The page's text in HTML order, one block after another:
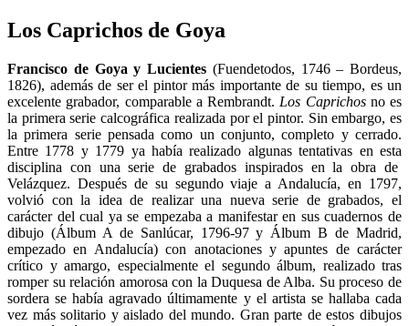
Los Caprichos de Goya
Francisco de Goya y Lucientes (Fuendetodos, 1746 – Bordeus,
1826), además de ser el pintor más importante de su tiempo, es un
excelente grabador, comparable a Rembrandt. Los Caprichosno es
la primera serie calcográfica realizada por el pintor. Sin embargo, es
la primera serie pensada como un conjunto, completo y cerrado.
Entre 1778 y 1779 ya había realizado algunas tentativas en esta
disciplina con una serie de grabados inspirados en la obra de
Velázquez. Después de su segundo viaje a Andalucía, en 1797,
volvió con la idea de realizar una nueva serie de grabados, el
carácter del cual ya se empezaba a manifestar en sus cuadernos de
dibujo (Álbum A de Sanlúcar, 1796-97 y Álbum B de Madrid,
empezado en Andalucía) con anotaciones y apuntes de carácter
crítico y amargo, especialmente el segundo álbum, realizado tras
romper su relación amorosa con la Duquesa de Alba. Su proceso de
sordera se había agravado últimamente y el artista se hallaba cada
vez más solitario y aislado del mundo. Gran parte de estos dibujos